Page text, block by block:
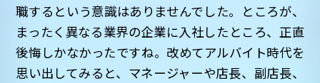
職するという意識はありませんでした。ところが、
まったく異なる業界の企業に入社したところ、正直
後悔しかなかったですね。改めてアルバイト時代を
思い出してみると、マネージャーや店長、副店長、